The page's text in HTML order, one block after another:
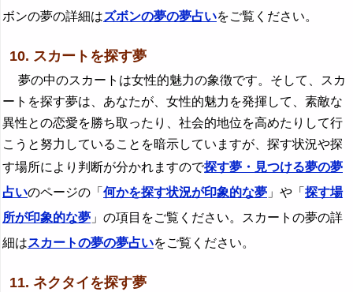
ボンの夢の詳細はズボンの夢の夢占いをご覧ください。
10. スカートを探す夢
夢の中のスカートは女性的魅力の象徴です。そして、スカ
ートを探す夢は、あなたが、女性的魅力を発揮して、素敵な
異性との恋愛を勝ち取ったり、社会的地位を高めたりして行
こうと努力していることを暗示していますが、探す状況や探
す場所により判断が分かれますので探す夢・見つける夢の夢
占いのページの「 何かを探す状況が印象的な夢 」や「 探す場
所が印象的な夢 」の項目をご覧ください。スカートの夢の詳
細はスカートの夢の夢占いをご覧ください。
11. ネクタイを探す夢